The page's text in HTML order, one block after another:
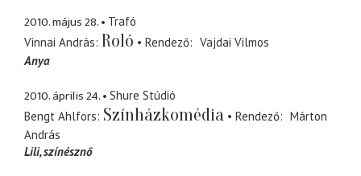
2010. május 28.
Trafó
Vinnai András Roló Rendező
Vajdai Vilmos
Anya
2010. április 24.
Shure Stúdió
Bengt Ahlfors Színházkomédia Rendező
Márton
András
Lili színésznő